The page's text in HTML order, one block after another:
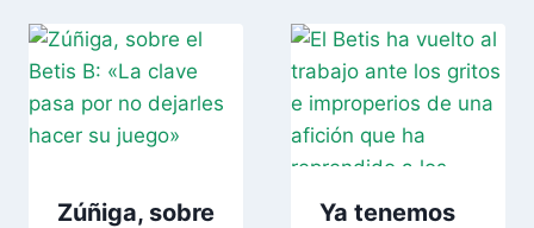
Zúñiga, sobre
Ya tenemos